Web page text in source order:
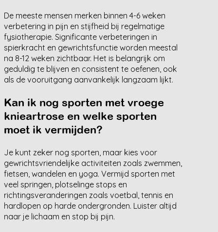
De meeste mensen merken binnen 4-6 weken
verbetering in pijn en stijfheid bij regelmatige
fysiotherapie. Significante verbeteringen in
spierkracht en gewrichtsfunctie worden meestal
na 8-12 weken zichtbaar. Het is belangrijk om
geduldig te blijven en consistent te oefenen, ook
als de vooruitgang aanvankelijk langzaam lijkt.
Kan ik nog sporten met vroege
knieartrose en welke sporten
moet ik vermijden?
Je kunt zeker nog sporten, maar kies voor
gewrichtsvriendelijke activiteiten zoals zwemmen,
fietsen, wandelen en yoga. Vermijd sporten met
veel springen, plotselinge stops en
richtingsveranderingen zoals voetbal, tennis en
hardlopen op harde ondergronden. Luister altijd
naar je lichaam en stop bij pijn.